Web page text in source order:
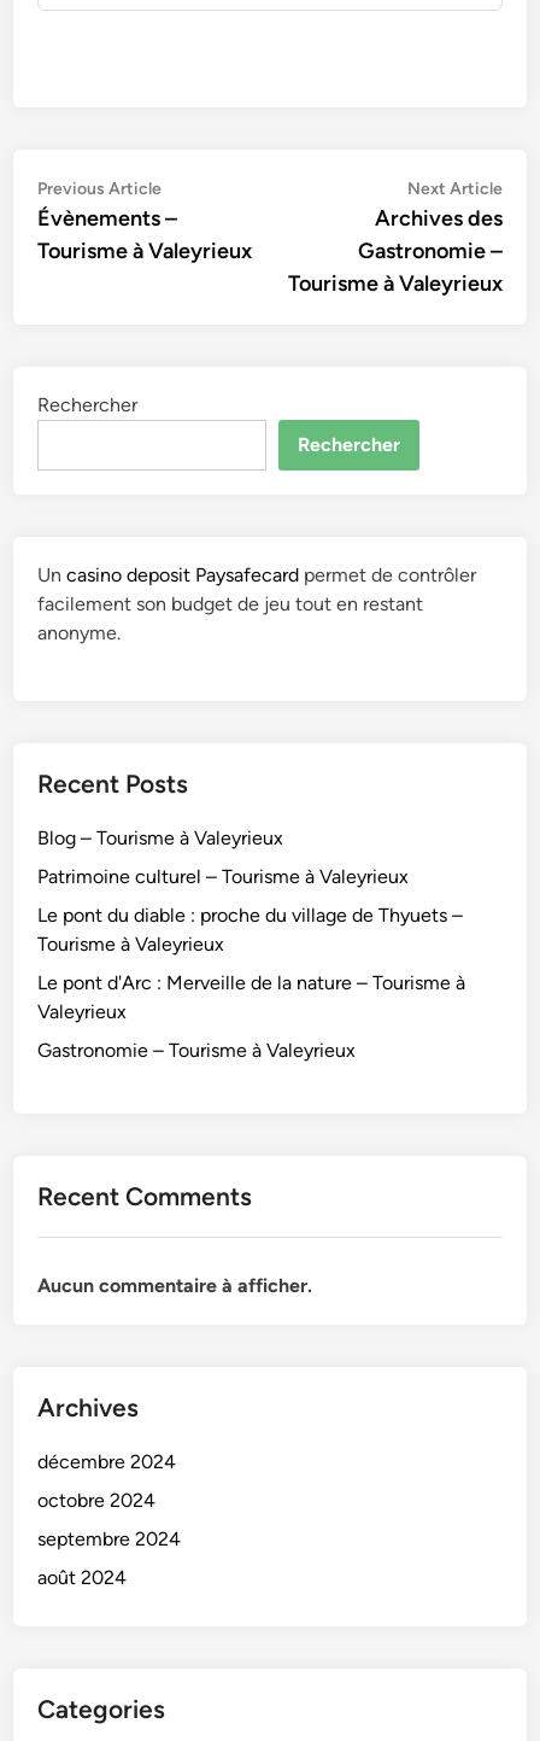
Navigation
de
l’article
Previous ArticlePrevious
article:
Évènements –
Tourisme à Valeyrieux
Next Article
Archives des
Gastronomie –
Tourisme à Valeyrieux
Rechercher
Rechercher
Uncasino deposit Paysafecard permet de contrôler
facilement son budget de jeu tout en restant
anonyme.
Recent Posts
Blog – Tourisme à Valeyrieux
Patrimoine culturel – Tourisme à Valeyrieux
Le pont du diable : proche du village de Thyuets –
Tourisme à Valeyrieux
Le pont d'Arc : Merveille de la nature – Tourisme à
Valeyrieux
Gastronomie – Tourisme à Valeyrieux
Recent Comments
Aucun commentaire à afficher.
Archives
décembre 2024
octobre 2024
septembre 2024
août 2024
Categories